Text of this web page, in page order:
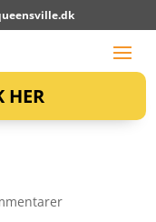
HER